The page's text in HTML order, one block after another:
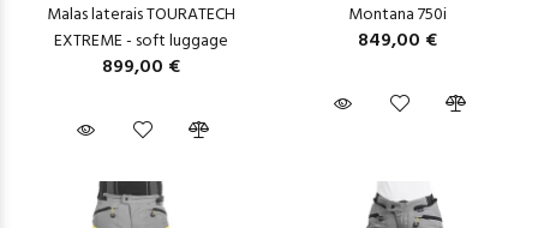
Malas laterais TOURATECH
EXTREME - soft luggage
899,00 €
Montana 750i
849,00 €